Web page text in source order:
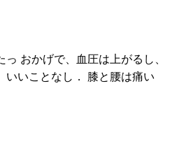
おかげで、血圧は上がるし、
いいことなし． 膝と腰は痛い